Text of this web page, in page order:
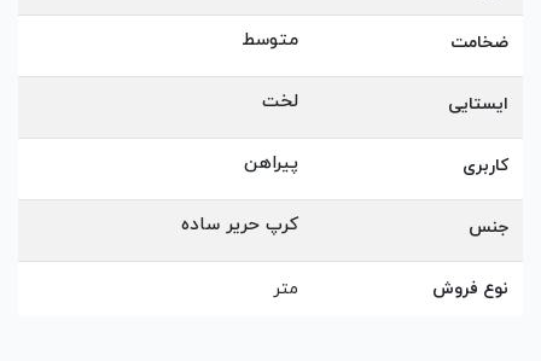
ضخامت متوسط
ایستایی لخت
کاربری پیراهن
جنس کرپ حریر ساده
نوع فروش متر